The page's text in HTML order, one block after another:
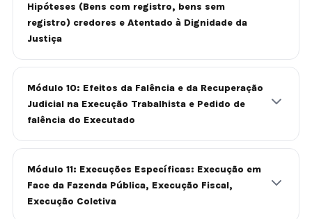
Hipóteses (Bens com registro, bens sem
registro) credores e Atentado à Dignidade da
Justiça
Módulo 10: Efeitos da Falência e da Recuperação
Judicial na Execução Trabalhista e Pedido de
falência do Executado
Módulo 11: Execuções Específicas: Execução em
Face da Fazenda Pública, Execução Fiscal,
Execução Coletiva